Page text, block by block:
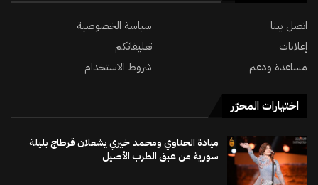
اتصل بينا
سياسة الخصوصية
إعلانات
تعليقاتكم
مساعدة ودعم
شروط الاستخدام
اختيارات المحرّر
ميادة الحناوي ومحمد خيري يشعلان قرطاج بليلة
سورية من عبق الطرب الأصيل